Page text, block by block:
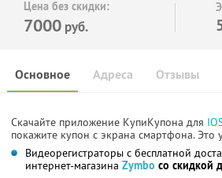
Цена без скидки:
7000 руб.
Основное Отзывы
Адреса
Скачайте приложение КупиКупона для
покажите купон с экрана смартфона. Это
Видеорегистраторы с бесплатной
интернет-магазина Zymbo со скидкой